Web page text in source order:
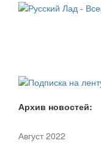
Архив новостей:
Август 2022